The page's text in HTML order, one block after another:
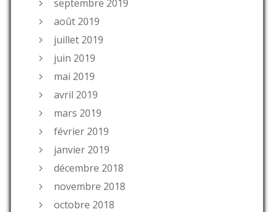
septembre 2019
août 2019
juillet 2019
juin 2019
mai 2019
avril 2019
mars 2019
février 2019
janvier 2019
décembre 2018
novembre 2018
octobre 2018